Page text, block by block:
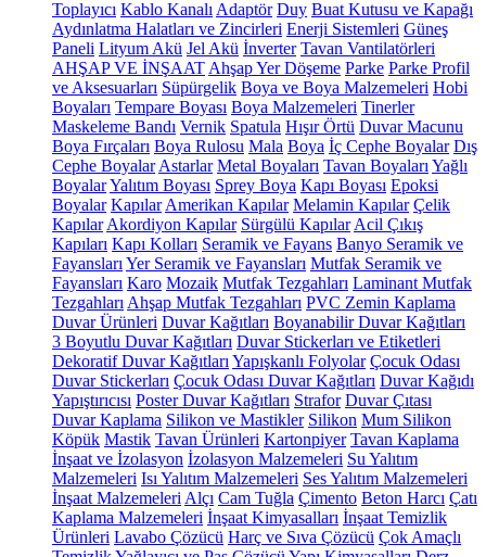
Toplayıcı Kablo Kanalı Adaptör Duy Buat Kutusu ve Kapağı
Aydınlatma Halatları ve Zincirleri Enerji Sistemleri Güneş
Paneli Lityum Akü Jel Akü İnverter Tavan Vantilatörleri
AHŞAP VE İNŞAAT Ahşap Yer Döşeme Parke Parke Profil
ve Aksesuarları Süpürgelik Boya ve Boya Malzemeleri Hobi
Boyaları Tempare Boyası Boya Malzemeleri Tinerler
Maskeleme Bandı Vernik Spatula Hışır Örtü Duvar Macunu
Boya Fırçaları Boya Rulosu Mala Boya İç Cephe Boyalar Dış
Cephe Boyalar Astarlar Metal Boyaları Tavan Boyaları Yağlı
BoyalarYalıtım Boyası Sprey Boya Kapı Boyası Epoksi
Boyalar Kapılar Amerikan Kapılar Melamin Kapılar Çelik
Kapılar Akordiyon Kapılar Sürgülü Kapılar Acil Çıkış
Kapıları Kapı Kolları Seramik ve Fayans Banyo Seramik ve
Fayansları Yer Seramik ve Fayansları Mutfak Seramik ve
Fayansları Karo Mozaik Mutfak Tezgahları Laminant Mutfak
Tezgahları Ahşap Mutfak Tezgahları PVC Zemin Kaplama
Duvar Ürünleri Duvar Kağıtları Boyanabilir Duvar Kağıtları
3 Boyutlu Duvar Kağıtları Duvar Stickerları ve Etiketleri
Dekoratif Duvar Kağıtları Yapışkanlı Folyolar Çocuk Odası
Duvar Stickerları Çocuk Odası Duvar Kağıtları Duvar Kağıdı
Yapıştırıcısı Poster Duvar Kağıtları Strafor Duvar Çıtası
Duvar Kaplama Silikon ve Mastikler Silikon Mum Silikon
Köpük Mastik Tavan Ürünleri Kartonpiyer Tavan Kaplama
İnşaat ve İzolasyon İzolasyon Malzemeleri Su Yalıtım
Malzemeleri Isı Yalıtım Malzemeleri Ses Yalıtım Malzemeleri
İnşaat Malzemeleri Alçı Cam Tuğla Çimento Beton Harcı Çatı
Kaplama Malzemeleri İnşaat Kimyasalları İnşaat Temizlik
Ürünleri Lavabo Çözücü Harç ve Sıva Çözücü Çok Amaçlı